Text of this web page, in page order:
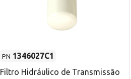
PN 1346027C1
Filtro Hidráulico de Transmissão